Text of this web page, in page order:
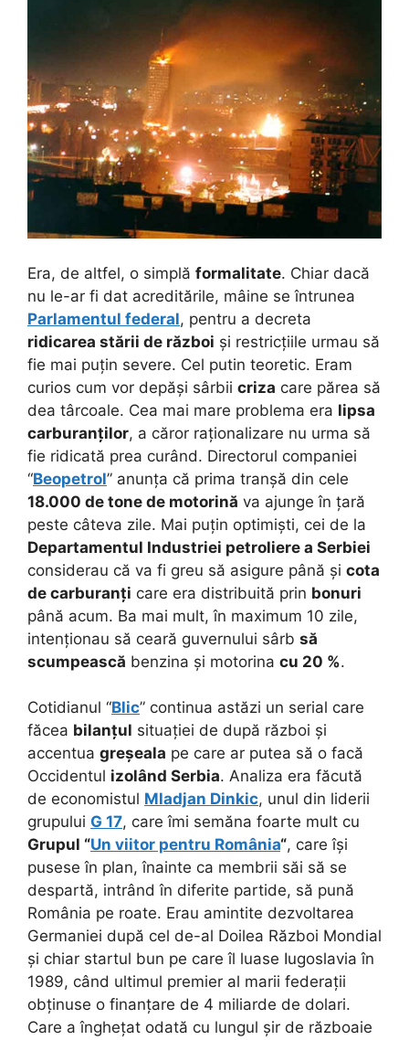
Era, de altfel, o simplă formalitate. Chiar dacă
nu le-ar fi dat acreditările, mâine se întrunea
Parlamentul federal, pentru a decreta
ridicarea stării de război și restricțiile urmau să
fie mai puțin severe. Cel putin teoretic. Eram
curios cum vor depăși sârbii criza care părea să
dea târcoale. Cea mai mare problema era lipsa
carburanților, a căror raționalizare nu urma să
fie ridicată prea curând. Directorul companiei
“Beopetrol” anunța că prima tranșă din cele
18.000 de tone de motorină va ajunge în țară
peste câteva zile. Mai puțin optimiști, cei de la
Departamentul Industriei petroliere a Serbiei
considerau că va fi greu să asigure până și cota
de carburanți care era distribuită prin bonuri
până acum. Ba mai mult, în maximum 10 zile,
intenționau să ceară guvernului sârb să
scumpească benzina și motorina cu 20 %.
Cotidianul “Blic” continua astăzi un serial care
făcea bilanțul situației de după război și
accentua greșeala pe care ar putea să o facă
Occidentul izolând Serbia. Analiza era făcută
de economistul Mladjan Dinkic, unul din liderii
grupului G 17, care îmi semăna foarte mult cu
Grupul “Un viitor pentru România“, care își
pusese în plan, înainte ca membrii săi să se
despartă, intrând în diferite partide, să pună
România pe roate. Erau amintite dezvoltarea
Germaniei după cel de-al Doilea Război Mondial
și chiar startul bun pe care îl luase Iugoslavia în
1989, când ultimul premier al marii federații
obținuse o finanțare de 4 miliarde de dolari.
Care a înghețat odată cu lungul șir de războaie